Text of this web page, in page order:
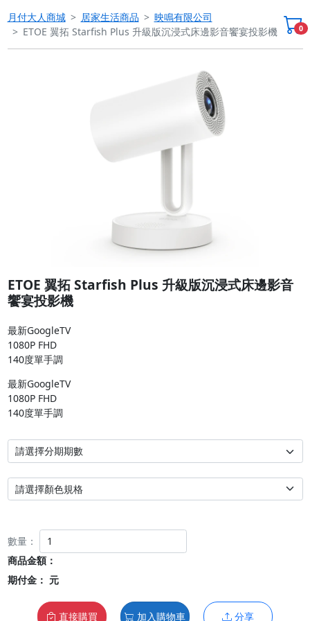
月付大人商城 居家生活商品
映鳴有限公司
ETOE 翼拓 Starfish Plus 升級版沉浸式床邊影音饗宴投影機
0
ETOE 翼拓 Starfish Plus 升級版沉浸式床邊影音
饗宴投影機
最新GoogleTV
1080P FHD
140度單手調
最新GoogleTV
1080P FHD
140度單手調
數量：
商品金額：
期付金： 元
直接購買 加入購物車 分享